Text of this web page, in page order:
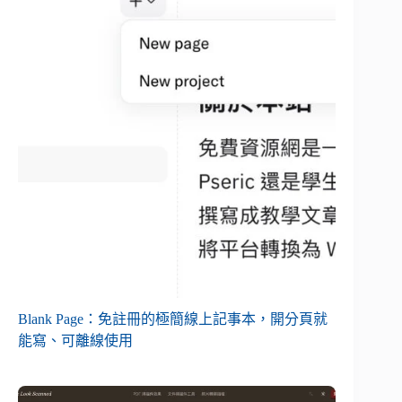
Blank Page：免註冊的極簡線上記事本，開分頁就
能寫、可離線使用